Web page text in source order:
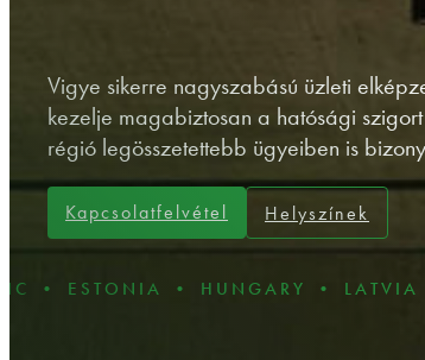
Vigye sikerre nagyszabású üzleti
kezelje magabiztosan a hatósági
régió legösszetettebb ügyeiben is
Kapcsolatfelvétel Helyszínek
• HUNGARY • LATVIA •